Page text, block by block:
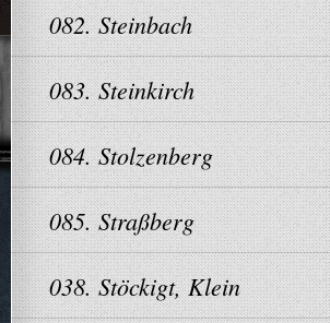
082. Steinbach
083. Steinkirch
084. Stolzenberg
085. Straßberg
038. Stöckigt, Klein